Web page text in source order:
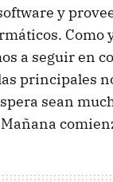
y
Como
a seguir en
principales
sean